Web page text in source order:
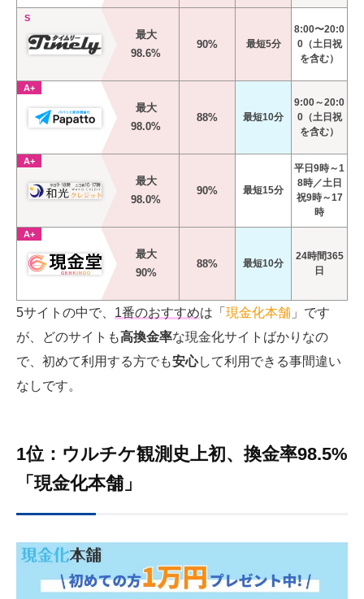
S
最大
98.6%
90% 最短5分
8:00〜20:0
0（土日祝
を含む）
A+
最大
98.0%
88% 最短10分
9:00～20:0
0（土日祝
を含む）
A+
最大
98.0%
90% 最短15分
平日9時～1
8時／土日
祝9時～17
時
A+
最大
90%
88% 最短10分
24時間365
日
5サイトの中で、 1番のおすすめは「 現金化本舗 」です
が、どのサイトも高換金率な現金化サイトばかりなの
で、初めて利用する方でも安心して利用できる事間違い
なしです。
1位：ウルチケ観測史上初、換金率98.5%
「現金化本舗」